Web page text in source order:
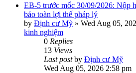
EB-5 trước mốc 30/09/2026: Nộp
bảo toàn lợi thế pháp lý
by Định cư Mỹ » Wed Aug 05,
kinh nghiệm
0 Replies
13 Views
Last postby Định cư Mỹ
Wed Aug 05, 2026 2:58 pm